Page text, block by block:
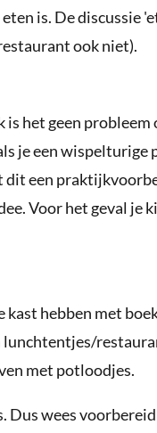
is. De discussie
ook niet).
is het geen
je een wispelturige
dit een
Voor het geval je
hebben met
lunchtentjes/
met potloodjes.
Dus wees